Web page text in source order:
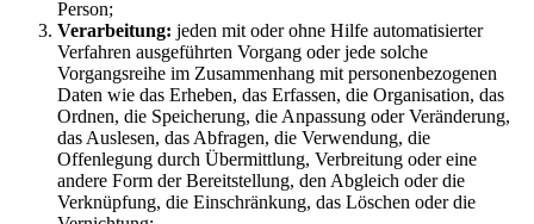
Person;
Verarbeitung: jeden mit oder ohne Hilfe automatisierter
Verfahren ausgeführten Vorgang oder jede solche
Vorgangsreihe im Zusammenhang mit personenbezogenen
Daten wie das Erheben, das Erfassen, die Organisation, das
Ordnen, die Speicherung, die Anpassung oder Veränderung,
das Auslesen, das Abfragen, die Verwendung, die
Offenlegung durch Übermittlung, Verbreitung oder eine
andere Form der Bereitstellung, den Abgleich oder die
Verknüpfung, die Einschränkung, das Löschen oder die